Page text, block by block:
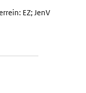
EZ; JenV